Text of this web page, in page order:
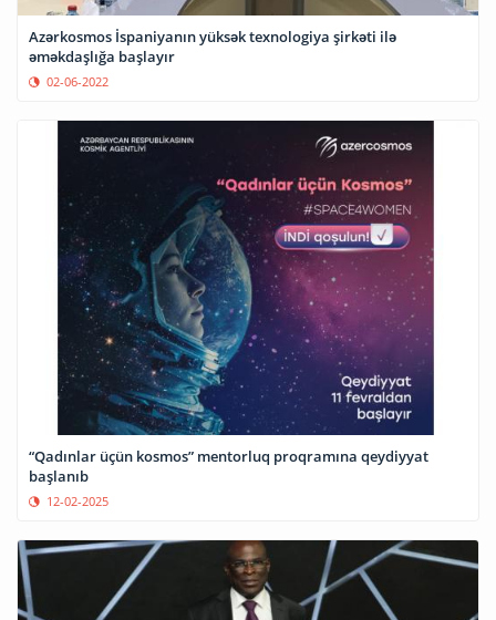
Azərkosmos İspaniyanın yüksək texnologiya şirkəti ilə
əməkdaşlığa başlayır
02-06-2022
“Qadınlar üçün kosmos” mentorluq proqramına qeydiyyat
başlanıb
12-02-2025